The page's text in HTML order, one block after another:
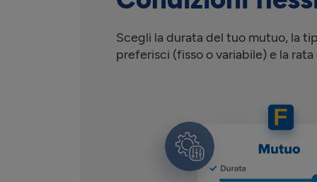
Scegli la durata del tuo mutuo, la
preferisci (fisso o variabile) e la